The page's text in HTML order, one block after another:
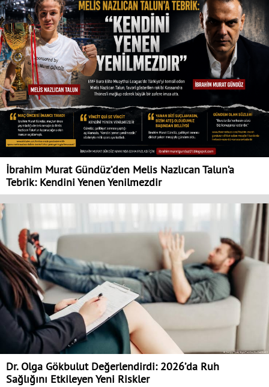
İbrahim Murat Gündüz’den Melis Nazlıcan Talun’a
Tebrik: Kendini Yenen Yenilmezdir
Dr. Olga Gökbulut Değerlendirdi: 2026’da Ruh
Sağlığını Etkileyen Yeni Riskler